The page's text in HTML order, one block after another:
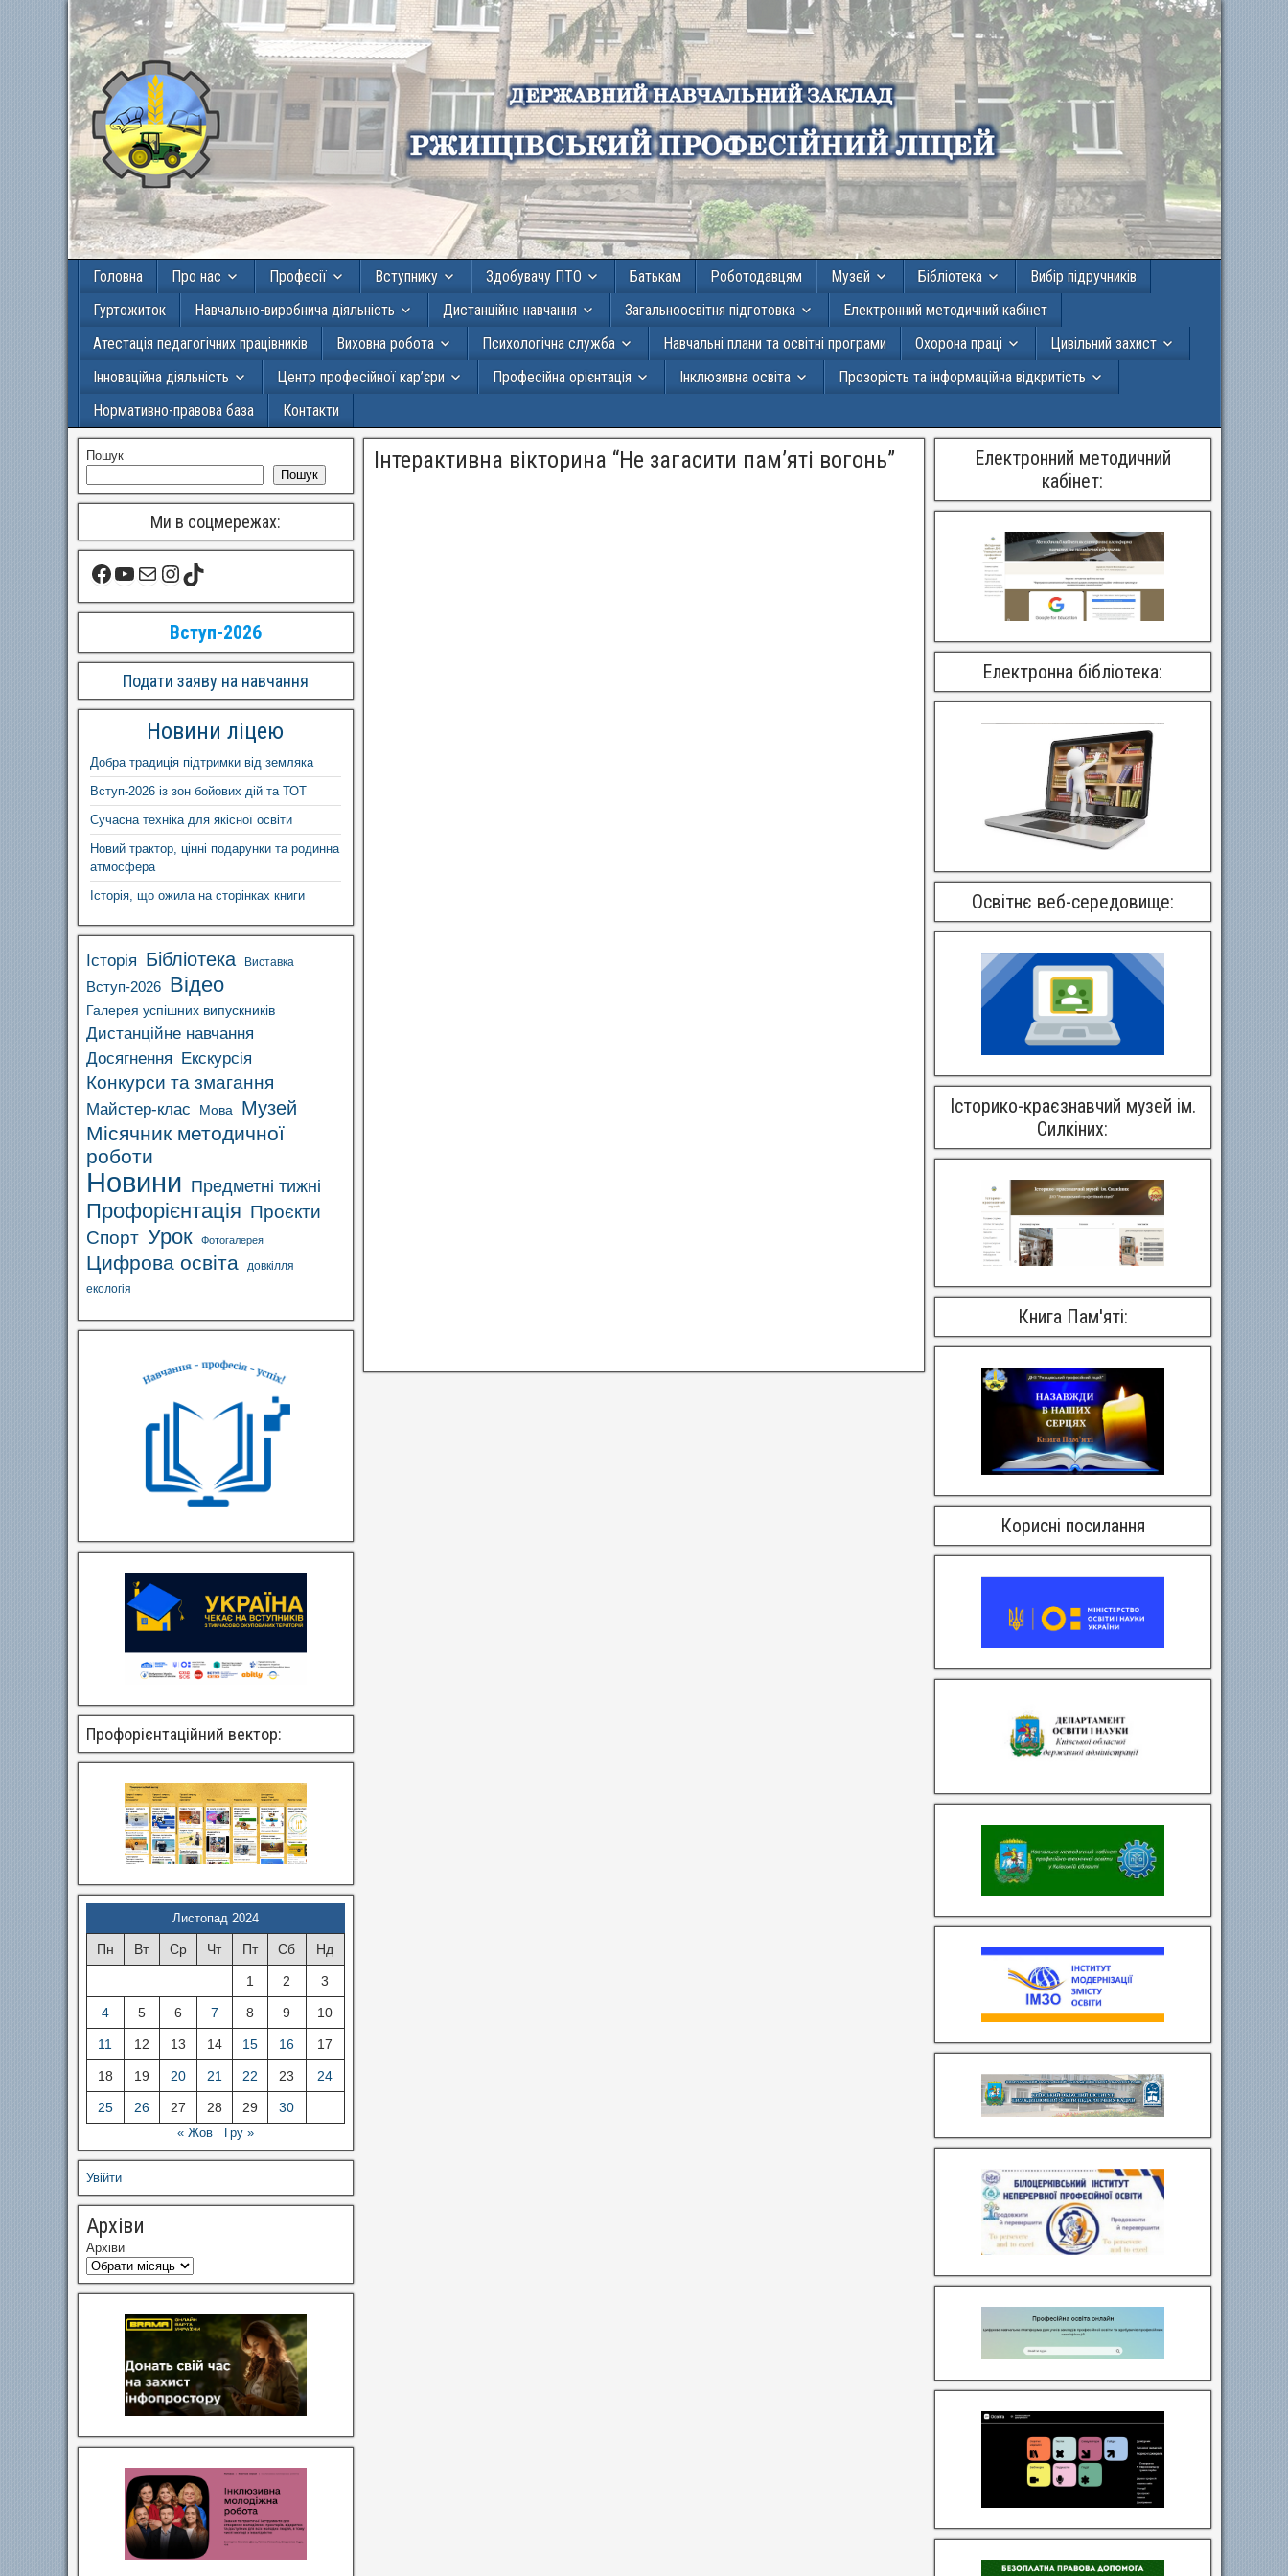
Головна Про нас Професії Вступнику Здобувачу ПТО Батькам Роботодавцям Музей Бібліотека
Вибір підручників
Гуртожиток
Навчально-виробнича діяльність Дистанційне навчання Загальноосвітня підготовка
Електронний методичний кабінет
Атестація педагогічних працівників
Виховна робота Психологічна служба Навчальні плани та освітні програми Охорона праці
Цивільний захист
Інноваційна діяльність
Центр професійної кар’єри Професійна орієнтація Інклюзивна освіта
Прозорість та інформаційна відкритість
Нормативно-правова база
Контакти
Інтерактивна вікторина “Не загасити пам’яті вогонь”
Пошук
Пошук
Ми в соцмережах:
Вступ-2026
Подати заяву на навчання
Новини ліцею
Добра традиція підтримки від земляка
Вступ-2026 із зон бойових дій та ТОТ
Сучасна техніка для якісної освіти
Новий трактор, цінні подарунки та родинна
атмосфера
Історія, що ожила на сторінках книги
Історія Бібліотека Виставка
Вступ-2026 Відео
Галерея успішних випускників
Дистанційне навчання
Досягнення Екскурсія
Конкурси та змагання
Майстер-клас Мова Музей
Місячник методичної
роботи
Новини Предметні тижні
Профорієнтація Проєкти
Спорт Урок Фотогалерея
Цифрова освіта
довкілля
екологія
Профорієнтаційний вектор:
Листопад 2024
Пн Вт Ср Чт Пт Сб Нд
1 2 3
4 5 6 7 8 9 10
11 12 13 14 15 16 17
18 19 20 21 22 23 24
25 26 27 28 29 30
« Жов Гру »
Увійти
Архіви
Архіви
Електронний методичний
кабінет:
Електронна бібліотека:
Освітнє веб-середовище:
Історико-краєзнавчий музей ім.
Силкіних:
Книга Пам'яті:
Корисні посилання